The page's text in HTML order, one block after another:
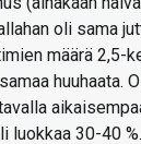
oli sama
määrä 2,5-
huuhaata.
luokkaa 30-40